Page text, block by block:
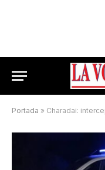
Portada » Charadai: interceptaron